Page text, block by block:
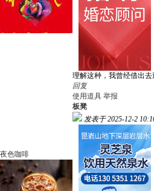
理解这种，我曾经借出
回复
使用道具 举报
夜色咖啡
板凳
发表于 2025-12-2